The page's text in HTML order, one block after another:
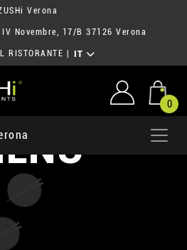
Verona
Novembre, 17/B 37126 Verona
RISTORANTE IT
0